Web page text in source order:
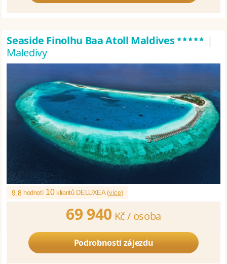
Seaside Finolhu Baa Atoll Maldives***** |
Maledivy
9.8 hodnotí 10klientů DELUXEA (více)
69 940 Kč / osoba
Podrobnosti zájezdu